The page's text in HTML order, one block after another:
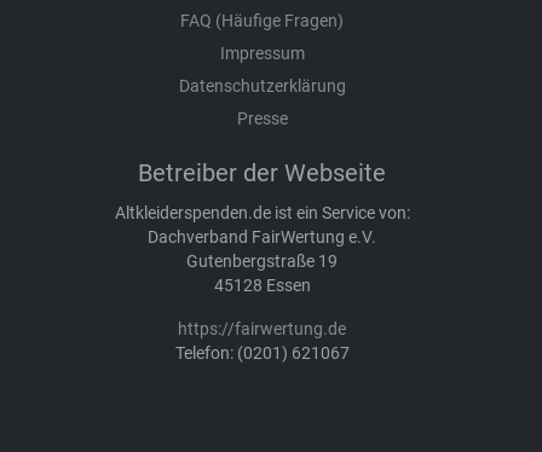
FAQ (Häufige Fragen)
Impressum
Datenschutzerklärung
Presse
Betreiber der Webseite
Altkleiderspenden.de ist ein Service von:
Dachverband FairWertung e.V.
Gutenbergstraße 19
45128 Essen
https://fairwertung.de
Telefon: (0201) 621067